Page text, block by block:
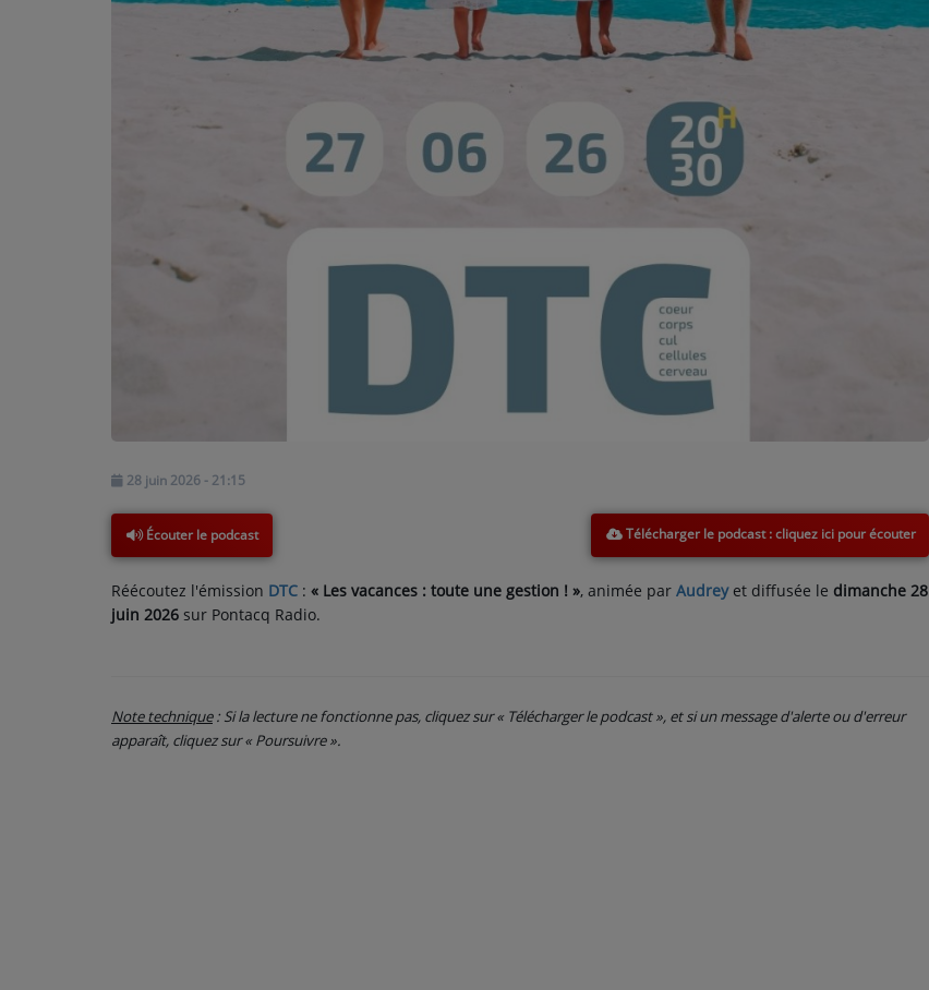
VENEZ DANS LE PUBLIC !
VIDÉOS | L’ŒIL DE L'OIE
VIDÉOS | JEUX 28 juin 2026 - 21:15
Écouter le podcast Télécharger le podcast
Réécoutez l'émission DTC : « Les vacances : toute une gestion ! », animée par Audrey et diffusée le dimanche 28
juin 2026 sur Pontacq Radio.
Note technique: Si la lecture ne fonctionne pas, cliquez sur « Télécharger le podcast », et si un message d'alerte ou d'erreur
apparaît, cliquez sur « Poursuivre ».